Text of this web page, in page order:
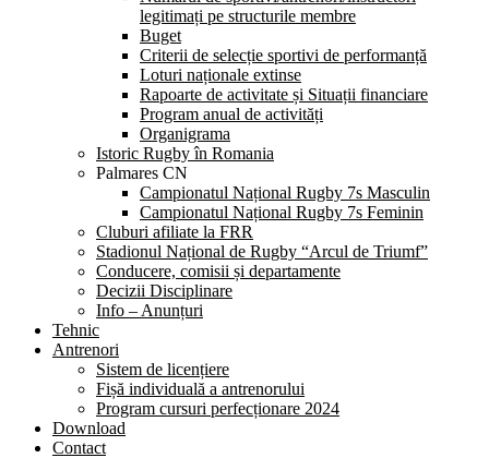
legitimați pe structurile membre
Buget
Criterii de selecție sportivi de performanță
Loturi naționale extinse
Rapoarte de activitate și Situații financiare
Program anual de activități
Organigrama
Istoric Rugby în Romania
Palmares CN
Campionatul Național Rugby 7s Masculin
Campionatul Național Rugby 7s Feminin
Cluburi afiliate la FRR
Stadionul Național de Rugby “Arcul de Triumf”
Conducere, comisii și departamente
Decizii Disciplinare
Info – Anunțuri
Tehnic
Antrenori
Sistem de licențiere
Fișă individuală a antrenorului
Program cursuri perfecționare 2024
Download
Contact